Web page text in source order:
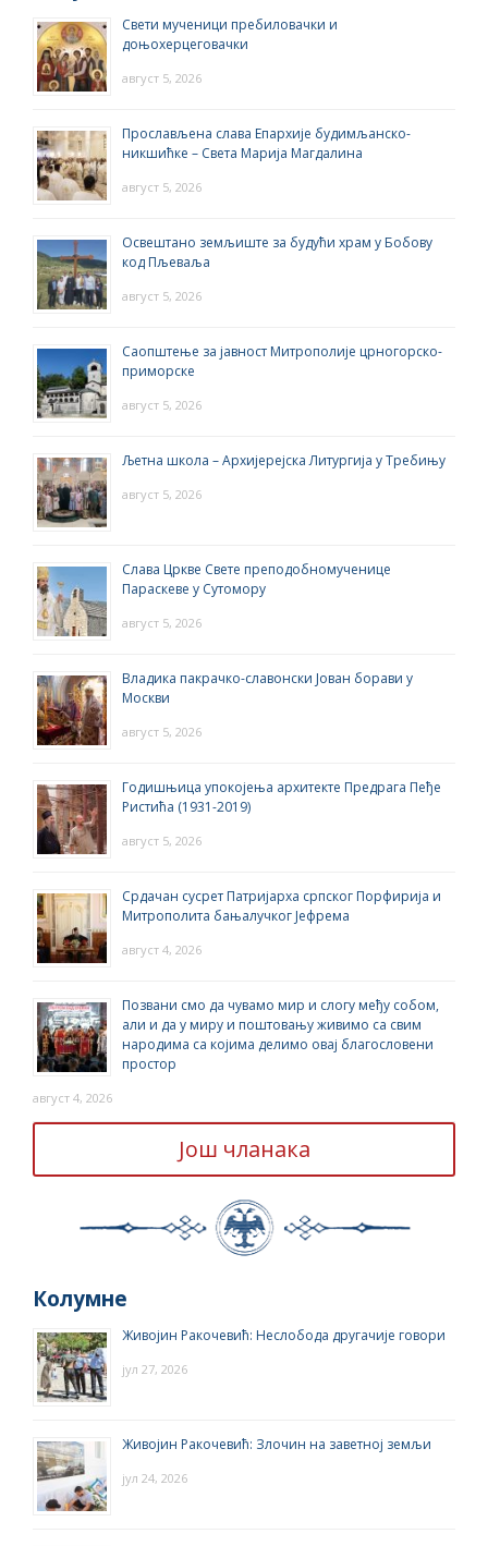
Свети мученици пребиловачки и
доњохерцеговачки
август 5, 2026
Прослављена слава Епархије будимљанско-
никшићке – Света Марија Магдалина
август 5, 2026
Освештано земљиште за будући храм у Бобову
код Пљеваља
август 5, 2026
Саопштење за јавност Митрополије црногорско-
приморске
август 5, 2026
Љетна школа – Архијерејска Литургија у Требињу
август 5, 2026
Слава Цркве Свете преподобномученице
Параскеве у Сутомору
август 5, 2026
Владика пакрачко-славонски Јован борави у
Москви
август 5, 2026
Годишњица упокојења архитекте Предрага Пеђе
Ристића (1931-2019)
август 5, 2026
Срдачан сусрет Патријарха српског Порфирија и
Митрополита бањалучког Јефрема
август 4, 2026
Позвани смо да чувамо мир и слогу међу собом,
али и да у миру и поштовању живимо са свим
народима са којима делимо овај благословени
простор
август 4, 2026
Још чланака
Колумне
Живојин Ракочевић: Неслобода другачије говори
јул 27, 2026
Живојин Ракочевић: Злочин на заветној земљи
јул 24, 2026